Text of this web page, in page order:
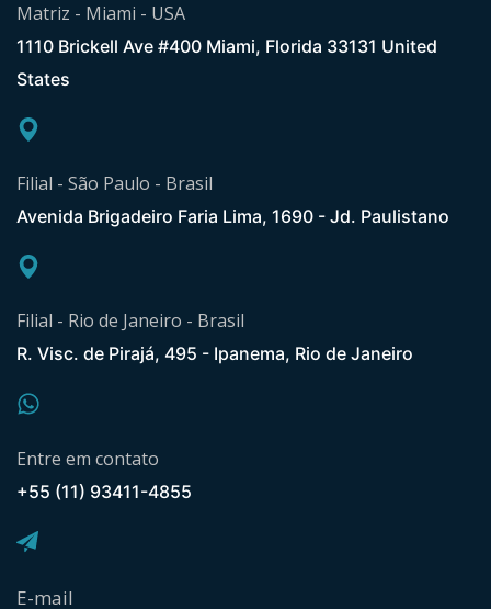
Matriz - Miami - USA
1110 Brickell Ave #400 Miami, Florida 33131 United
States
Filial - São Paulo - Brasil
Avenida Brigadeiro Faria Lima, 1690 - Jd. Paulistano
Filial - Rio de Janeiro - Brasil
R. Visc. de Pirajá, 495 - Ipanema, Rio de Janeiro
Entre em contato
+55 (11) 93411-4855
E-mail